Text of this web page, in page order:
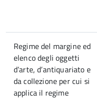
Regime del margine ed
elenco degli oggetti
d’arte, d’antiquariato e
da collezione per cui si
applica il regime